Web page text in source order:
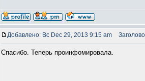
Добавлено: Вс Dec 29, 2013 9:15 am
Спасибо. Теперь проинфомировала.